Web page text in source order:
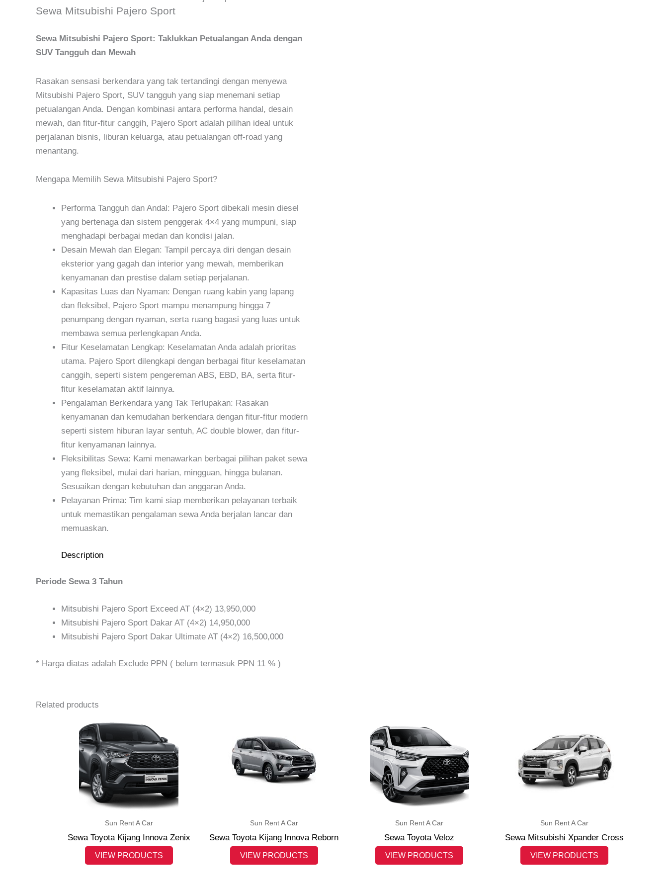
Sewa Mitsubishi Pajero Sport
Sewa Mitsubishi Pajero Sport: Taklukkan Petualangan Anda dengan
SUV Tangguh dan Mewah
Rasakan sensasi berkendara yang tak tertandingi dengan menyewa
Mitsubishi Pajero Sport, SUV tangguh yang siap menemani setiap
petualangan Anda. Dengan kombinasi antara performa handal, desain
mewah, dan fitur-fitur canggih, Pajero Sport adalah pilihan ideal untuk
perjalanan bisnis, liburan keluarga, atau petualangan off-road yang
menantang.
Mengapa Memilih Sewa Mitsubishi Pajero Sport?
Performa Tangguh dan Andal: Pajero Sport dibekali mesin diesel
yang bertenaga dan sistem penggerak 4×4 yang mumpuni, siap
menghadapi berbagai medan dan kondisi jalan.
Desain Mewah dan Elegan: Tampil percaya diri dengan desain
eksterior yang gagah dan interior yang mewah, memberikan
kenyamanan dan prestise dalam setiap perjalanan.
Kapasitas Luas dan Nyaman: Dengan ruang kabin yang lapang
dan fleksibel, Pajero Sport mampu menampung hingga 7
penumpang dengan nyaman, serta ruang bagasi yang luas untuk
membawa semua perlengkapan Anda.
Fitur Keselamatan Lengkap: Keselamatan Anda adalah prioritas
utama. Pajero Sport dilengkapi dengan berbagai fitur keselamatan
canggih, seperti sistem pengereman ABS, EBD, BA, serta fitur-
fitur keselamatan aktif lainnya.
Pengalaman Berkendara yang Tak Terlupakan: Rasakan
kenyamanan dan kemudahan berkendara dengan fitur-fitur modern
seperti sistem hiburan layar sentuh, AC double blower, dan fitur-
fitur kenyamanan lainnya.
Fleksibilitas Sewa: Kami menawarkan berbagai pilihan paket sewa
yang fleksibel, mulai dari harian, mingguan, hingga bulanan.
Sesuaikan dengan kebutuhan dan anggaran Anda.
Pelayanan Prima: Tim kami siap memberikan pelayanan terbaik
untuk memastikan pengalaman sewa Anda berjalan lancar dan
memuaskan.
Description
Periode Sewa 3 Tahun
Mitsubishi Pajero Sport Exceed AT (4×2) 13,950,000
Mitsubishi Pajero Sport Dakar AT (4×2) 14,950,000
Mitsubishi Pajero Sport Dakar Ultimate AT (4×2) 16,500,000
* Harga diatas adalah Exclude PPN ( belum termasuk PPN 11 % )
Related products
Sun Rent A Car
Sewa Toyota Kijang Innova Zenix
VIEW PRODUCTS
Sun Rent A Car
Sewa Toyota Kijang Innova Reborn
VIEW PRODUCTS
Sun Rent A Car
Sewa Toyota Veloz
VIEW PRODUCTS
Sun Rent A Car
Sewa Mitsubishi Xpander Cross
VIEW PRODUCTS